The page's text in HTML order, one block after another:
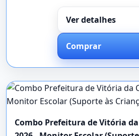
Ver detalhes
Comprar
Combo Prefeitura de Vitória